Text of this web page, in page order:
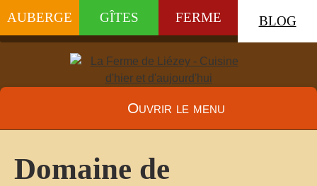
AUBERGE GÎTES FERME BLOG
Ouvrir le menu
Domaine de